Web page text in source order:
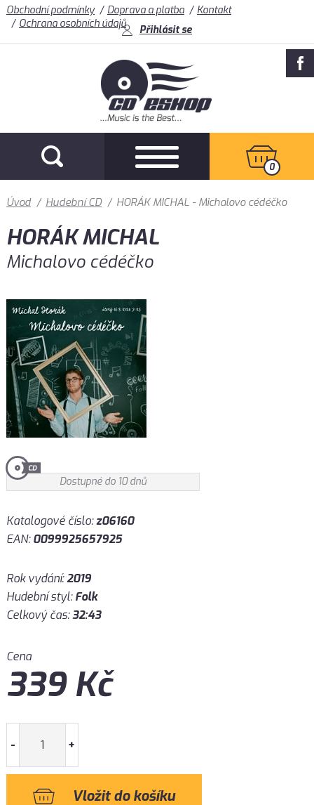
Obchodní podmínky Doprava a platba
Kontakt
Ochrana osobních údajů
Přihlásit se
0
Úvod / Hudební CD / HORÁK MICHAL - Michalovo cédéčko
HORÁK MICHAL
Michalovo cédéčko
Dostupné do 10 dnů
Katalogové číslo:z06160
EAN:0099925657925
Rok vydání:2019
Hudební styl:Folk
Celkový čas:32:43
Cena
339Kč
- +